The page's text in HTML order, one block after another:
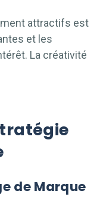
attractifs est
et les
La créativité
de Marque